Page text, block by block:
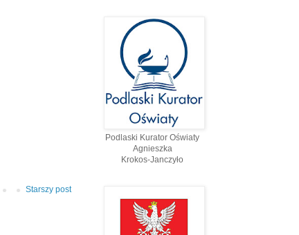
Starszy post
Podlaski Kurator Oświaty
Agnieszka
Krokos-Janczyło